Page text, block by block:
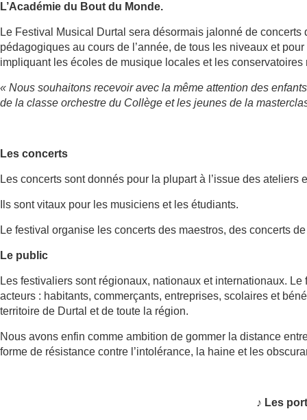
L’Académie du Bout du Monde.
Le Festival Musical Durtal sera désormais jalonné de concerts
pédagogiques au cours de l’année, de tous les niveaux et
impliquant les écoles de musique locales et les
« Nous souhaitons recevoir avec la même attention des
de la classe orchestre du Collège et les jeunes de la
Les concerts
Les concerts sont donnés pour la plupart à l’issue des ateliers
Ils sont vitaux pour les musiciens et les étudiants.
Le festival organise les concerts des maestros, des concerts
Le public
Les festivaliers sont régionaux, nationaux et internationaux.
acteurs : habitants, commerçants, entreprises, scolaires et
territoire de Durtal et de toute la région.
Nous avons enfin comme ambition de gommer la distance
forme de résistance contre l’intolérance, la haine et les
♪ Les